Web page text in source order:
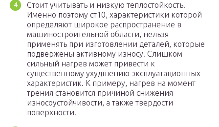
Стоит учитывать и низкую теплостойкость.
Именно поэтому ст10, характеристики которой
определяют широкое распространение в
машиностроительной области, нельзя
применять при изготовлении деталей, которые
подвержены активному износу. Слишком
сильный нагрев может привести к
существенному ухудшению эксплуатационных
характеристик. К примеру, нагрев на момент
трения становится причиной снижения
износоустойчивости, а также твердости
поверхности.